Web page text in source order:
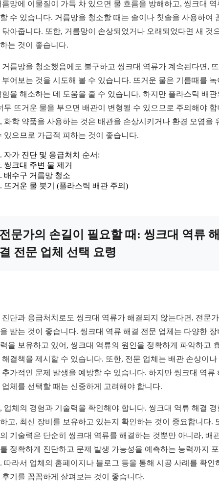
름망에 이물질이 가득 차 있으면 물 흐름을 방해하고, 씽크대 역
수 있습니다. 거름망을 청소할 때는 솔이나 칫솔을 사용하여
닦아줍니다. 또한, 거름망이 손상되었거나 오래되었다면 새 것
는 것이 좋습니다.
거름망을 청소했음에도 불구하고 씽크대 역류가 계속된다면,
부어보는 것을 시도해 볼 수 있습니다. 뜨거운 물은 기름때를 녹
힘을 해소하는 데 도움을 줄 수 있습니다. 하지만 플라스틱 배관
무 뜨거운 물을 부으면 배관이 변형될 수 있으므로 주의해야 합
화학 약품을 사용하는 것은 배관을 손상시키거나 환경 오염을
있으므로 가급적 피하는 것이 좋습니다.
자가 진단 및 응급처치 순서:
씽크대 주변 물 제거
배수구 거름망 청소
뜨거운 물 붓기 (플라스틱 배관 주의)
문가의 손길이 필요할 때: 씽크대 역류
전문 업체 선택 요령
진단과 응급처치로도 씽크대 역류가 해결되지 않는다면, 전문
받는 것이 좋습니다. 씽크대 역류 해결 전문 업체는 다양한 장
을 보유하고 있어, 씽크대 역류의 원인을 정확하게 파악하고
해결책을 제시할 수 있습니다. 또한, 전문 업체는 배관 손상이나
추가적인 문제 발생을 예방할 수 있습니다. 하지만 씽크대 역류
업체를 선택할 때는 신중하게 고려해야 합니다.
업체의 경험과 기술력을 확인해야 합니다. 씽크대 역류 해결 경
고, 최신 장비를 보유하고 있는지 확인하는 것이 중요합니다.
기술력은 단순히 씽크대 역류를 해결하는 것뿐만 아니라, 배
정확하게 진단하고 문제 발생 가능성을 예측하는 능력까지
따라서 업체의 홈페이지나 블로그 등을 통해 시공 사례를 확인
후기를 꼼꼼하게 살펴보는 것이 좋습니다.